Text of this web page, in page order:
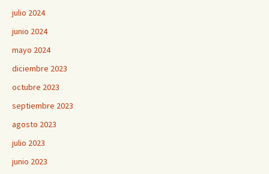
julio 2024
junio 2024
mayo 2024
diciembre 2023
octubre 2023
septiembre 2023
agosto 2023
julio 2023
junio 2023